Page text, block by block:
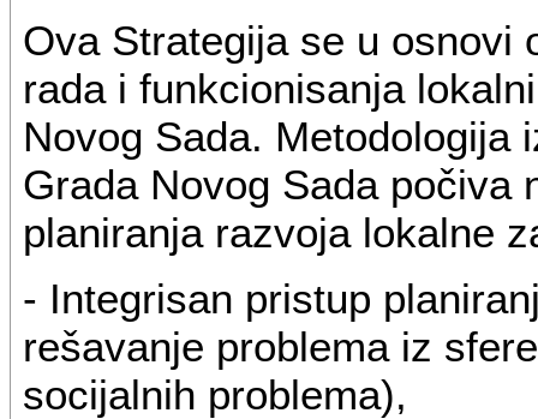
Ova Strategija se u osnovi
rada i funkcionisanja
Novog Sada. Metodologija
Grada Novog Sada počiva
planiranja razvoja lokalne
- Integrisan pristup
rešavanje problema iz
socijalnih problema),